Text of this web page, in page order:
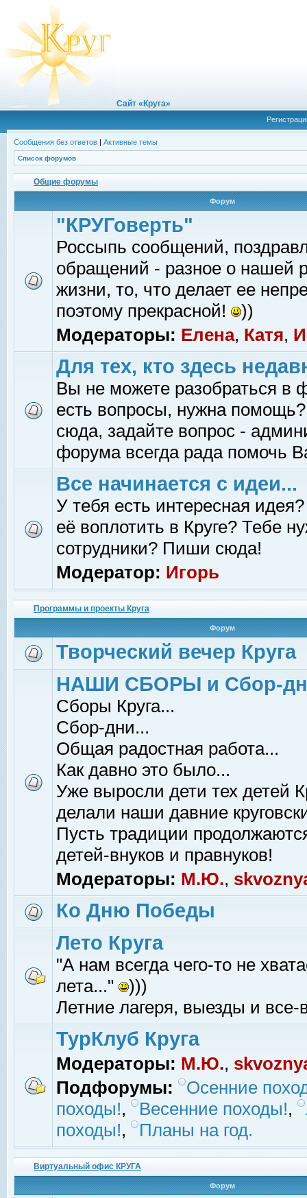
Сайт «Круга»
Сообщения без ответов | Активные темы
Список форумов
Общие форумы
Форум
"КРУГоверть"
Россыпь сообщений,
обращений - разное о нашей
жизни, то, что делает ее
поэтому прекрасной!
))
Модераторы: Елена, Катя,
Для тех, кто здесь
Вы не можете разобраться в
есть вопросы, нужна помощь?
сюда, задайте вопрос -
форума всегда рада помочь
Все начинается с идеи...
У тебя есть интересная
её воплотить в Круге? Тебе
сотрудники? Пиши сюда!
Модератор: Игорь
Программы и проекты Круга
Форум
Творческий вечер Круга
НАШИ СБОРЫ и Сбор-
Сборы Круга...
Сбор-дни...
Общая радостная работа...
Как давно это было...
Уже выросли дети тех детей
делали наши давние
Пусть традиции
детей-внуков и правнуков!
Модераторы: М.Ю.,
Ко Дню Победы
Лето Круга
"А нам всегда чего-то не
лета..."
)))
Летние лагеря, выезды и все-
ТурКлуб Круга
Модераторы: М.Ю.,
Подфорумы:
Осенние
походы!, Весенние походы!,
походы!, Планы на год.
Виртуальный офис КРУГА
Форум